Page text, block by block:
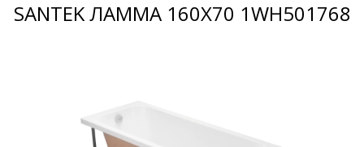
SANTEK ЛАММА 160Х70 1WH501768